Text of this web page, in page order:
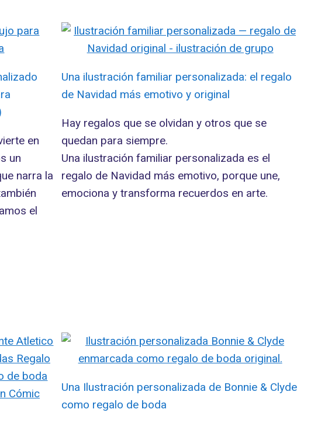
en
un
narra la
el
Una ilustración familiar personalizada: el regalo
de Navidad más emotivo y original
Hay regalos que se olvidan y otros que se
quedan para siempre.
Una ilustración familiar personalizada es el
regalo de Navidad más emotivo, porque une,
emociona y transforma recuerdos en arte.
Una Ilustración personalizada de Bonnie & Clyde
como regalo de boda